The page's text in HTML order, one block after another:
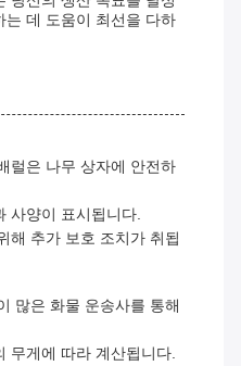
데 도움이 최선을 다하
럴은 나무 상자에 안전하
사양이 표시됩니다.
해 추가 보호 조치가 취됩
많은 화물 운송사를 통해
무게에 따라 계산됩니다.